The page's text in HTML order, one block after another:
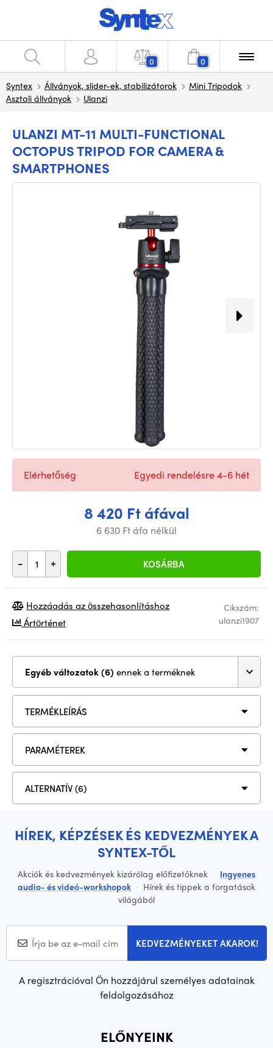
0 0
Syntex Állványok, slider-ek, stabilizátorok
Mini Tripodok
Asztali állványok
Ulanzi
ULANZI MT-11 MULTI-FUNCTIONAL
OCTOPUS TRIPOD FOR CAMERA &
SMARTPHONES
8 420 Ft áfával
6 630 Ft áfa nélkül
- + KOSÁRBA
Elérhetőség Egyedi rendelésre 4-6 hét
Cikszám:
ulanzi1907
Hozzáadás az összehasonlításhoz
Ártörténet
Egyéb változatok (6) ennek a terméknek
TERMÉKLEÍRÁS
PARAMÉTEREK
ALTERNATÍV (6)
HÍREK, KÉPZÉSEK ÉS KEDVEZMÉNYEK A
SYNTEX-TŐL
Akciók és kedvezmények kizárólag előfizetőknek · Ingyenes
audio- és videó-workshopok · Hírek és tippek a forgatások
világából
KEDVEZMÉNYEKET AKAROK!
A regisztrációval Ön hozzájárul személyes adatainak
feldolgozásához
ELŐNYEINK